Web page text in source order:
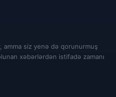
siz yenə də qorunurmuş
xəbərlərdən istifadə zamanı